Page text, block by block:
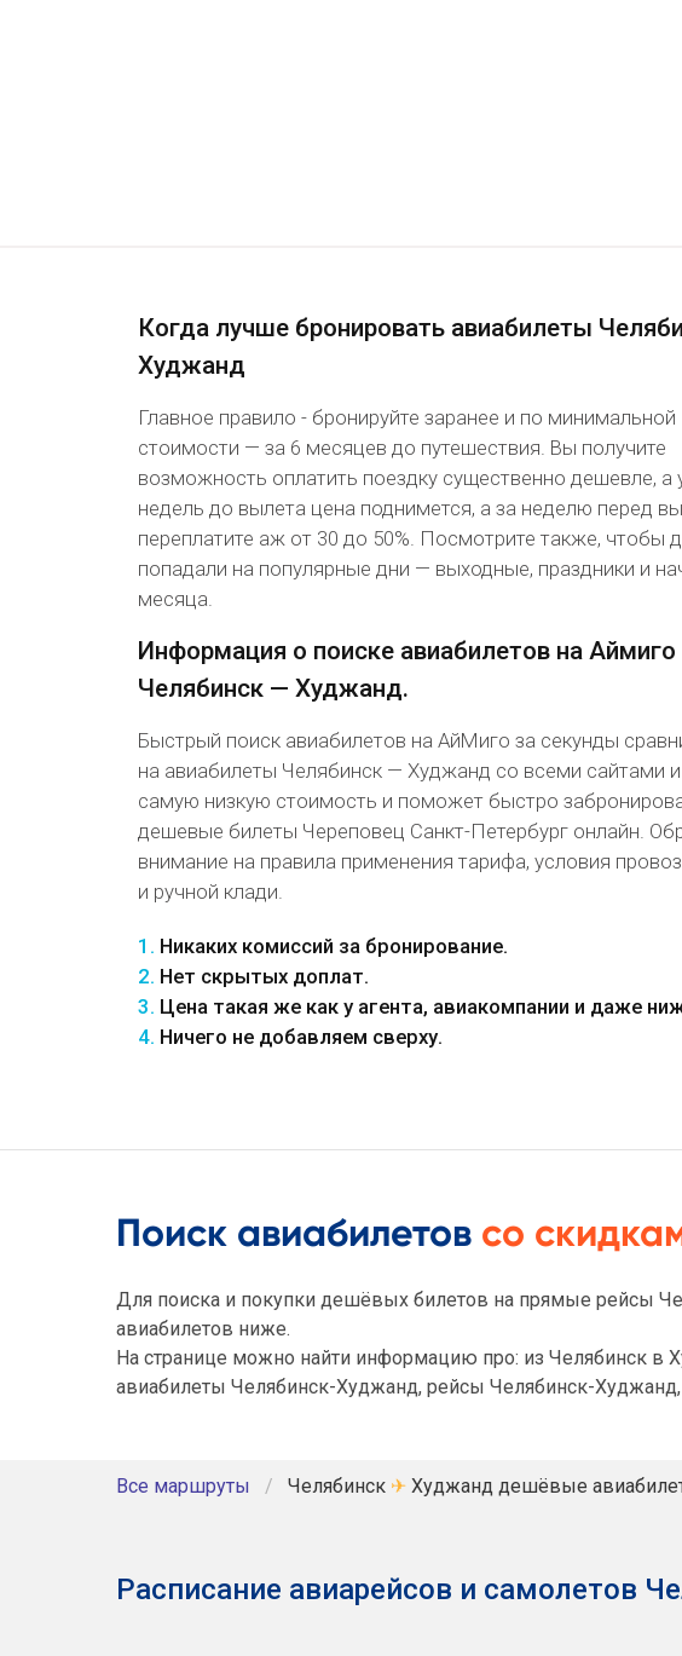
Когда лучше бронировать авиабилеты
Худжанд
Главное правило - бронируйте заранее и по минимальной
стоимости — за 6 месяцев до путешествия. Вы получите
возможность оплатить поездку существенно дешевле, а
недель до вылета цена поднимется, а за неделю перед
переплатите аж от 30 до 50%. Посмотрите также, чтобы
попадали на популярные дни — выходные, праздники и
месяца.
Информация о поиске авиабилетов на Аймиго
Челябинск — Худжанд.
Быстрый поиск авиабилетов на АйМиго за секунды
на авиабилеты Челябинск — Худжанд со всеми сайтами
самую низкую стоимость и поможет быстро
дешевые билеты Череповец Санкт-Петербург онлайн.
внимание на правила применения тарифа, условия
и ручной клади.
1. Никаких комиссий за бронирование.
2. Нет скрытых доплат.
3. Цена такая же как у агента, авиакомпании и даже
4. Ничего не добавляем сверху.
Поиск авиабилетов со
Для поиска и покупки дешёвых билетов на прямые рейсы
авиабилетов ниже.
На странице можно найти информацию про: из Челябинск
авиабилеты Челябинск-Худжанд, рейсы Челябинск-
Все маршруты Челябинск ✈ Худжанд дешёвые
Расписание авиарейсов и самолетов